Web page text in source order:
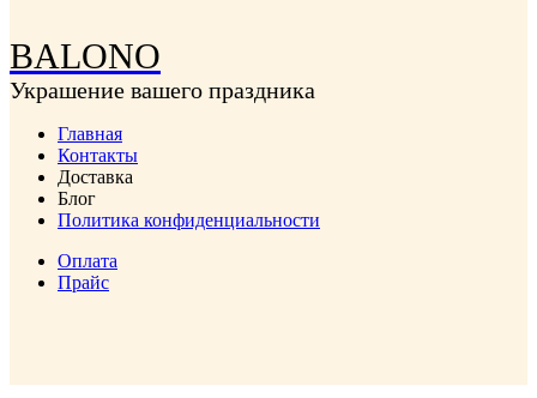
BALONO
Украшение вашего праздника
Главная
Контакты
Доставка
Блог
Политика конфиденциальности
Оплата
Прайс